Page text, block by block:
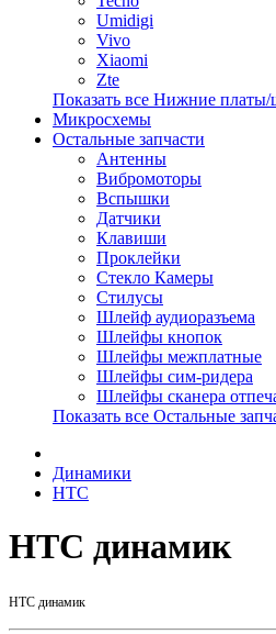
Umidigi
Vivo
Xiaomi
Zte
Показать все Нижние
Микросхемы
Остальные запчасти
Антенны
Вибромоторы
Вспышки
Датчики
Клавиши
Проклейки
Стекло Камеры
Стилусы
Шлейф аудиоразъема
Шлейфы кнопок
Шлейфы межплатные
Шлейфы сим-ридера
Шлейфы сканера
Показать все Остальные
Динамики
HTC
HTC динамик
HTC динамик